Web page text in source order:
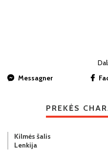
Messagner
PREKĖS
Kilmės šalis
Lenkija